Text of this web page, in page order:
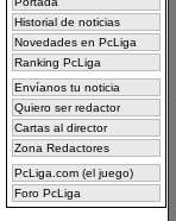
Historial de noticias
Novedades en PcLiga
Ranking PcLiga
Envíanos tu noticia
Quiero ser redactor
Cartas al director
Zona Redactores
PcLiga.com (el juego)
Foro PcLiga